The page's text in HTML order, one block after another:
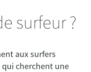
surfeur ?
aux surfers
cherchent une